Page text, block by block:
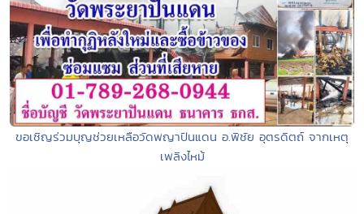
ขอเชิญร่วมบุญช่วยเหลือวัดพญาปันแดน อ.พิชัย อุตรดิตถ์ จากเหตุ
เพลิงไหม้